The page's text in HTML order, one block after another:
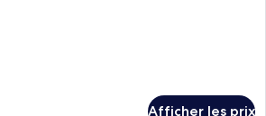
Afficher les prix